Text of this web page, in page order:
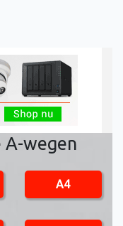
A-wegen
A4